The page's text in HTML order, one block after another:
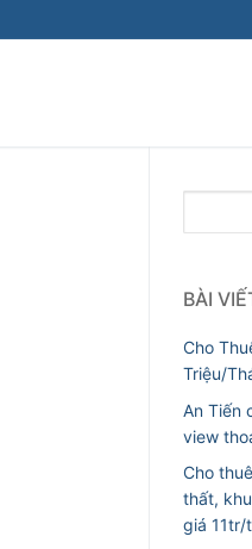
kiếm
BÀI
Cho
Triệu/
An Tiến
view
Cho
thất,
giá 11tr/